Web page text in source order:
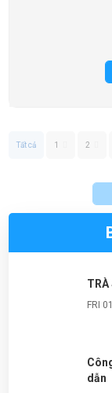
Tất cả 1 2
TRÀ
FRI
dẫn